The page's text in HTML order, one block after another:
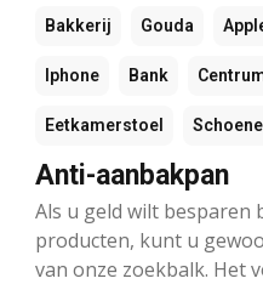
Bakkerij Gouda
Iphone Bank
Eetkamerstoel
Anti-aanbakpan
Als u geld wilt besparen
producten, kunt u
van onze zoekbalk. Het